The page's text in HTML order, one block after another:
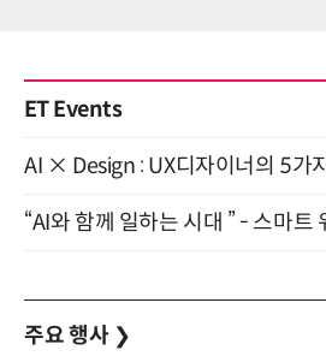
ET Events
주요 행사 ❯